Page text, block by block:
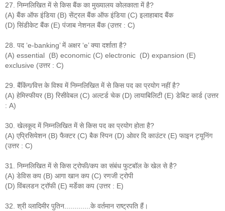
27. निम्नलिखित में से किस बैंक का मुख्यालय कोलकाता में है?
(A) बैंक ऑफ इंडिया (B) सेंट्रल बैंक ऑफ इंडिया (C) इलाहाबाद बैंक
(D) सिंडीकेट बैंक (E) पंजाब नेशनल बैंक (उत्तर : C)
28. पद ‘e-banking’ में अक्षर ‘e’ क्या दर्शाता है?
(A) essential (B) economic (C) electronic (D) expansion (E)
exclusive (उत्तर : C)
29. बैंकिंग/वित्त के विश्व में निम्नलिखित में से किस पद का प्रयोग नहीं है?
(A) हेमिस्फीयर (B) रिसीवेबल (C) अल्टर्ड चेक (D) लायाबिलिटी (E) डेबिट कार्ड (उत्तर
: A)
30. खेलकूद में निम्नलिखित में से किस पद का प्रयोग होता है?
(A) एप्रिसियेशन (B) फैक्टर (C) बैक स्पिन (D) ओवर दि काउंटर (E) फाइन ट्यूनिंग
(उत्तर : C)
31. निम्नलिखित में से किस ट्रोफी/कप का संबंध फुटबॉल के खेल से है?
(A) डेविस कप (B) आगा खान कप (C) रणजी ट्रोपी
(D) विंबलडन ट्रॉफी (E) मर्डेका कप (उत्तर : E)
32. श्री व्लादिमीर पुतिन.............के वर्तमान राष्ट्रपति हैं।